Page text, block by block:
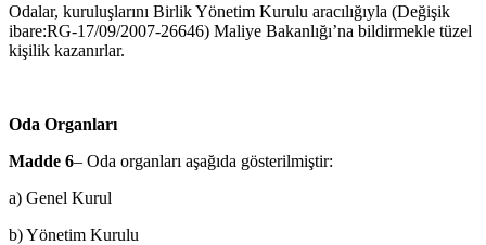
Odalar, kuruluşlarını Birlik Yönetim Kurulu aracılığıyla (Değişik
ibare:RG-17/09/2007-26646) Maliye Bakanlığı’na bildirmekle tüzel
kişilik kazanırlar.
Oda Organları
Madde 6– Oda organları aşağıda gösterilmiştir:
a) Genel Kurul
b) Yönetim Kurulu